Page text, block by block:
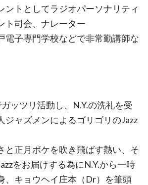
ントとしてラジオパーソナリティ
ト司会、ナレーター
電子専門学校などで非常勤講師な
ガッツリ活動し、N.Y.の洗礼を受
ジャズメンによるゴリゴリのJazz
と正月ボケを吹き飛ばす熱い、そ
をお届けする為にN.Y.から一時
、キョウヘイ庄本（Dr）を筆頭